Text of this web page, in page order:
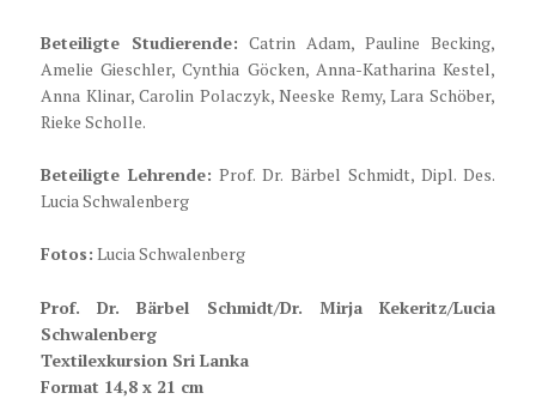
Beteiligte Studierende: Catrin Adam, Pauline Becking,
Amelie Gieschler, Cynthia Göcken, Anna-Katharina Kestel,
Anna Klinar, Carolin Polaczyk, Neeske Remy, Lara Schöber,
Rieke Scholle.
Beteiligte Lehrende: Prof. Dr. Bärbel Schmidt, Dipl. Des.
Lucia Schwalenberg
Fotos: Lucia Schwalenberg
Prof. Dr. Bärbel Schmidt/Dr. Mirja Kekeritz/Lucia
Schwalenberg
Textilexkursion Sri Lanka
Format 14,8 x 21 cm